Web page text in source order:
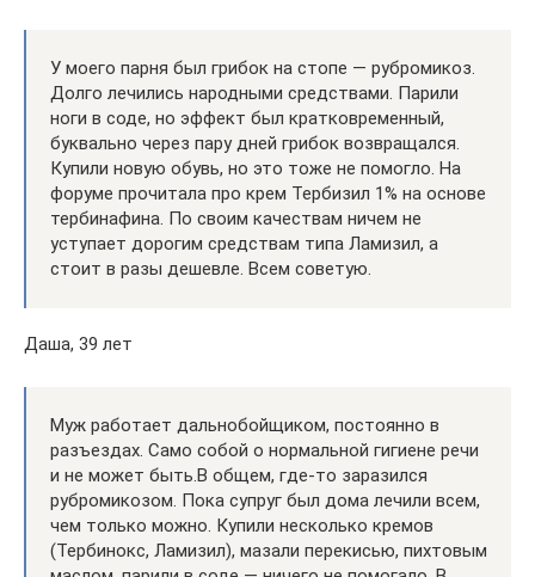
У моего парня был грибок на стопе — рубромикоз.
Долго лечились народными средствами. Парили
ноги в соде, но эффект был кратковременный,
буквально через пару дней грибок возвращался.
Купили новую обувь, но это тоже не помогло. На
форуме прочитала про крем Тербизил 1% на основе
тербинафина. По своим качествам ничем не
уступает дорогим средствам типа Ламизил, а
стоит в разы дешевле. Всем советую.
Даша, 39 лет
Муж работает дальнобойщиком, постоянно в
разъездах. Само собой о нормальной гигиене речи
и не может быть.В общем, где-то заразился
рубромикозом. Пока супруг был дома лечили всем,
чем только можно. Купили несколько кремов
(Тербинокс, Ламизил), мазали перекисью, пихтовым